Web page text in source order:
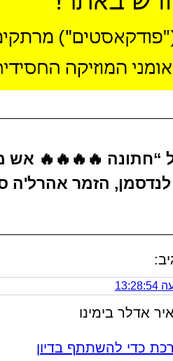
על “חתונה 🔥🔥🔥🔥
לנדסמן, הזמר אהרל'ה
אדלר בימינו
כדי להשתתף בדיון